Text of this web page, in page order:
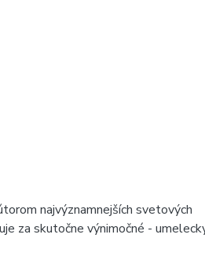
najvýznamnejších svetových
za skutočne výnimočné -